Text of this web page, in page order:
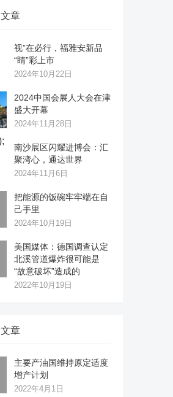
章
视”在必行，福雅安新品
“睛”彩上市
2024年10月22日
2024中国会展人大会在津
盛大开幕
2024年11月28日
南沙展区闪耀进博会：汇
聚湾心，通达世界
2024年11月6日
把能源的饭碗牢牢端在自
己手里
2024年10月19日
美国媒体：德国调查认定
北溪管道爆炸很可能是
“故意破坏”造成的
2022年10月19日
章
主要产油国维持原定适度
增产计划
2022年4月1日